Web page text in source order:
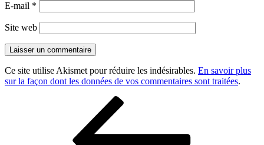
E-mail *
Site web
Ce site utilise Akismet pour réduire les indésirables. En savoir plus
sur la façon dont les données de vos commentaires sont traitées.